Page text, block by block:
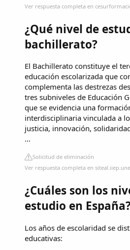
Ver respuesta completa en
¿Qué nivel de
bachillerato?
El Bachillerato constituye el
educación escolarizada que
complementa las destrezas
tres subniveles de Educación
que se evidencia una
interdisciplinaria vinculada a
justicia, innovación,
...
Solicitud de eliminación
Ver respuesta completa en
¿Cuáles son los
estudio en
Los años de escolaridad se
educativas: